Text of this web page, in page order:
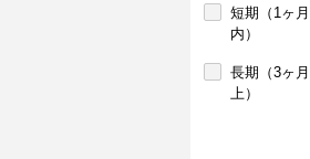
短期（1ヶ
内）
長期（3ヶ
上）